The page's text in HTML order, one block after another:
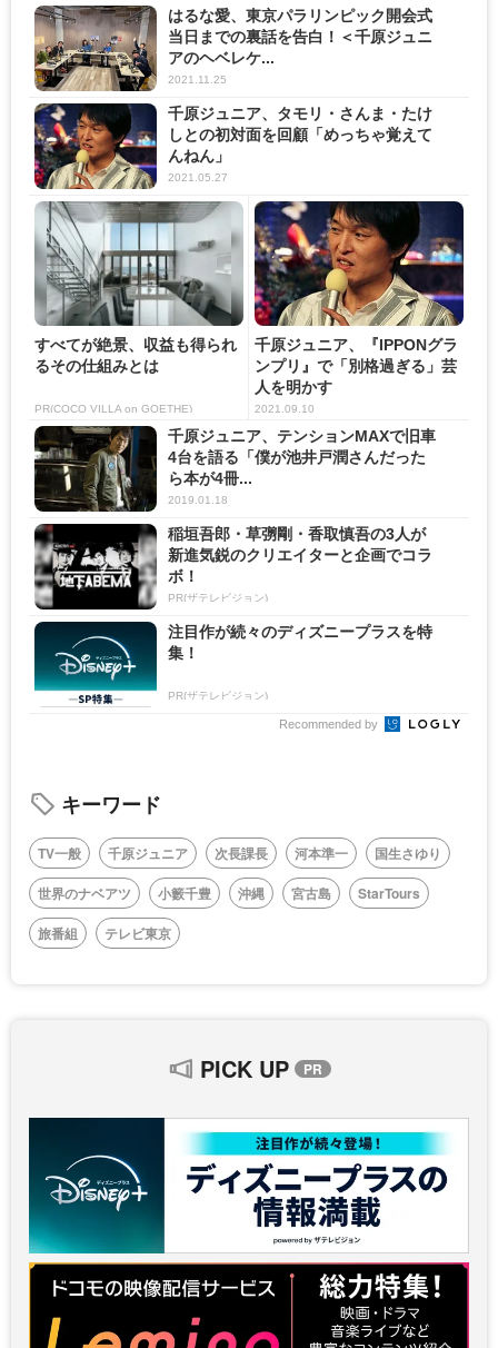
はるな愛、東京パラリンピック開会式
当日までの裏話を告白！＜千原ジュニ
アのヘベレケ...
2021.11.25
千原ジュニア、タモリ・さんま・たけ
しとの初対面を回顧「めっちゃ覚えて
んねん」
2021.05.27
すべてが絶景、収益も得られ
るその仕組みとは
PR(COCO VILLA on GOETHE)
千原ジュニア、『IPPONグラ
ンプリ』で「別格過ぎる」芸
人を明かす
2021.09.10
千原ジュニア、テンションMAXで旧車
4台を語る「僕が池井戸潤さんだった
ら本が4冊...
2019.01.18
稲垣吾郎・草彅剛・香取慎吾の3人が
新進気鋭のクリエイターと企画でコラ
ボ！
PR(ザテレビジョン)
注目作が続々のディズニープラスを特
集！
PR(ザテレビジョン)
Recommended by
キーワード
TV一般 千原ジュニア 次長課長 河本準一
国生さゆり
世界のナベアツ
小籔千豊 沖縄 宮古島
StarTours
旅番組
テレビ東京
PICK UP